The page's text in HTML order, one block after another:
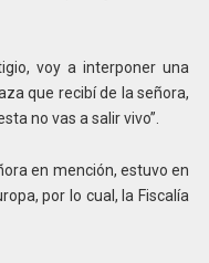
voy a interponer una
que recibí de la señora,
no vas a salir vivo”.
en mención, estuvo en
por lo cual, la Fiscalía